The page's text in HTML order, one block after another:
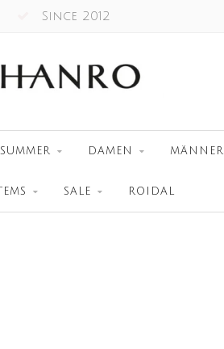
Since 2012
DAMEN MÄNNER
SALE ROIDAL